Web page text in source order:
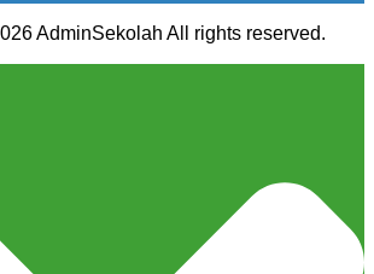
AdminSekolah All rights reserved.